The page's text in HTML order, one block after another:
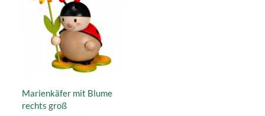
Marienkäfer mit Blume
rechts groß